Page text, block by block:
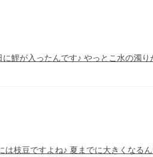
が入ったんです♪ やっとこ水の濁り
枝豆ですよね♪ 夏までに大きくなる